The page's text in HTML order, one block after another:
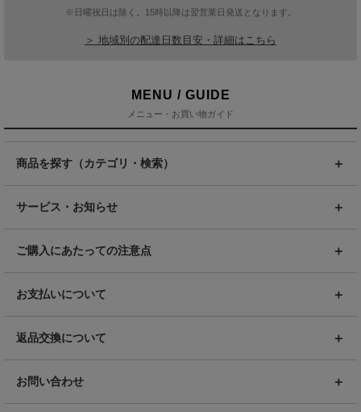
※日曜祝日は除く。15時以降は翌営業日発送となります。
＞ 地域別の配達日数目安・詳細はこちら
MENU / GUIDE
メニュー・お買い物ガイド
商品を探す（カテゴリ・検索）
サービス・お知らせ
ご購入にあたっての注意点
お支払いについて
返品交換について
お問い合わせ